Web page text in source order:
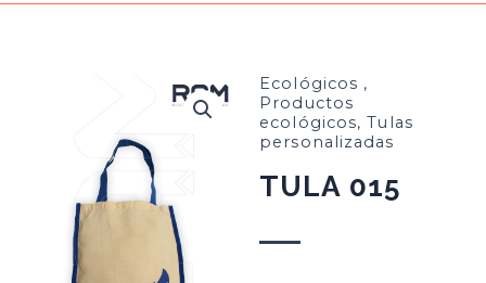
Ecológicos ,
Productos
ecológicos,Tulas
personalizadas
TULA 015